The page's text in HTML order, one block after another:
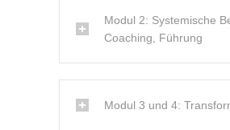
Modul 2: Systemische
Coaching, Führung
Modul 3 und 4: